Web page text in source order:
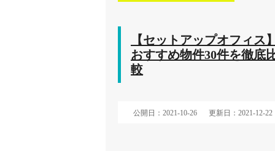
【セットアップオフィス
おすすめ物件30件を徹底
較
公開日：2021-10-26 更新日：2021-12-22